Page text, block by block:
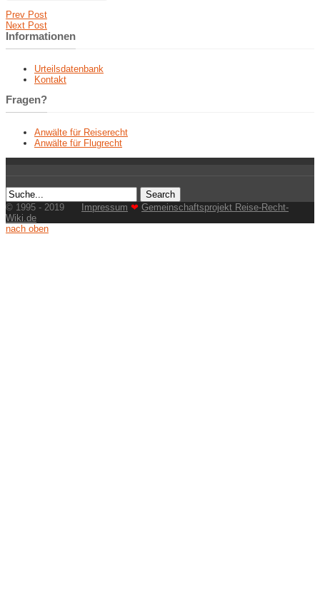
Prev Post
Next Post
Informationen
Urteilsdatenbank
Kontakt
Fragen?
Anwälte für Reiserecht
Anwälte für Flugrecht
© 1995 - 2019 Impressum ❤ Gemeinschaftsprojekt Reise-Recht-
Wiki.de
nach oben